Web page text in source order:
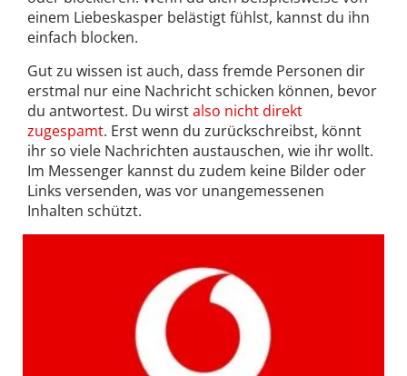
einem Liebeskasper belästigt fühlst, kannst du ihn
einfach blocken.
Gut zu wissen ist auch, dass fremde Personen dir
erstmal nur eine Nachricht schicken können, bevor
du antwortest. Du wirstalso nicht direkt
zugespamt. Erst wenn du zurückschreibst, könnt
ihr so viele Nachrichten austauschen, wie ihr wollt.
Im Messenger kannst du zudem keine Bilder oder
Links versenden, was vor unangemessenen
Inhalten schützt.